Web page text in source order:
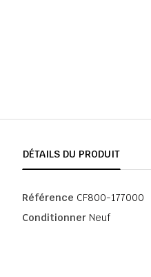
DÉTAILS DU PRODUIT
Référence CF800-177000
Conditionner Neuf